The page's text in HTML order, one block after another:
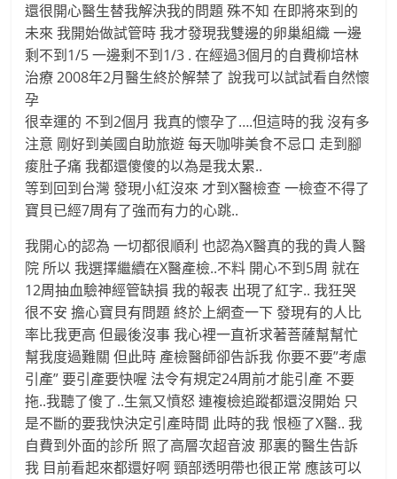
還很開心醫生替我解決我的問題 殊不知 在即將來到的
未來 我開始做試管時 我才發現我雙邊的卵巢組織 一邊
剩不到1/5 一邊剩不到1/3 . 在經過3個月的自費柳培林
治療 2008年2月醫生終於解禁了 說我可以試試看自然懷
孕
很幸運的 不到2個月 我真的懷孕了….但這時的我 沒有多
注意 剛好到美國自助旅遊 每天咖啡美食不忌口 走到腳
痠肚子痛 我都還傻傻的以為是我太累..
等到回到台灣 發現小紅沒來 才到X醫檢查 一檢查不得了
寶貝已經7周有了強而有力的心跳..
我開心的認為 一切都很順利 也認為X醫真的我的貴人醫
院 所以 我選擇繼續在X醫產檢..不料 開心不到5周 就在
12周抽血驗神經管缺損 我的報表 出現了紅字.. 我狂哭
很不安 擔心寶貝有問題 終於上網查一下 發現有的人比
率比我更高 但最後沒事 我心裡一直祈求著菩薩幫幫忙
幫我度過難關 但此時 產檢醫師卻告訴我 你要不要”考慮
引產” 要引產要快喔 法令有規定24周前才能引產 不要
拖..我聽了傻了..生氣又憤怒 連複檢追蹤都還沒開始 只
是不斷的要我快決定引產時間 此時的我 恨極了X醫.. 我
自費到外面的診所 照了高層次超音波 那裏的醫生告訴
我 目前看起來都還好啊 頸部透明帶也很正常 應該可以